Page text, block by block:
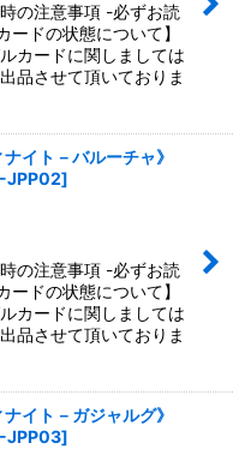
の注意事項 -必ずお読
ドの状態について】
カードに関しましては
品させて頂いておりま
イト－バルーチャ》
JPP02]
の注意事項 -必ずお読
ドの状態について】
カードに関しましては
品させて頂いておりま
イト－ガジャルグ》
JPP03]